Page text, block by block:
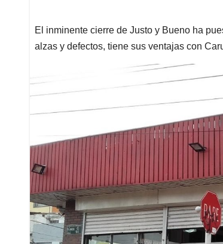
El inminente cierre de Justo y Bueno ha
alzas y defectos, tiene sus ventajas con